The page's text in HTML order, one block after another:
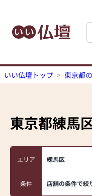
いい仏壇トップ 東京都
東京都練馬
エリア 練馬区
条件 店舗の条件で絞